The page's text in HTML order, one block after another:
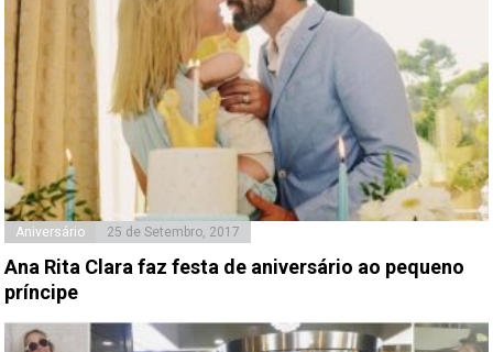
Aniversário 25 de Setembro, 2017
Ana Rita Clara faz festa de aniversário ao pequeno
príncipe